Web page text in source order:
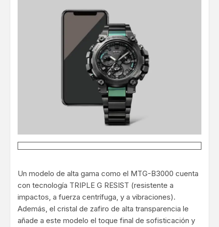
Un modelo de alta gama como el MTG-B3000 cuenta
con tecnología TRIPLE G RESIST (resistente a
impactos, a fuerza centrífuga, y a vibraciones).
Además, el cristal de zafiro de alta transparencia le
añade a este modelo el toque final de sofisticación y